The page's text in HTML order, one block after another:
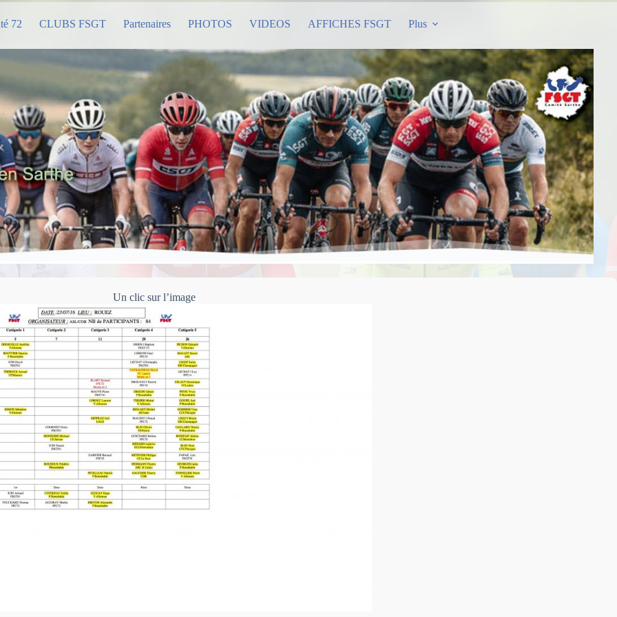
72 CLUBS FSGT Partenaires PHOTOS VIDEOS AFFICHES FSGT Plus
Un clic sur l’image